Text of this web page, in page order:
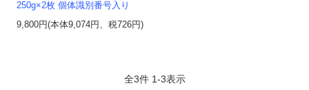
250g×2枚 個体識別番号入り
9,800円(本体9,074円、税726円)
全3件 1-3表示